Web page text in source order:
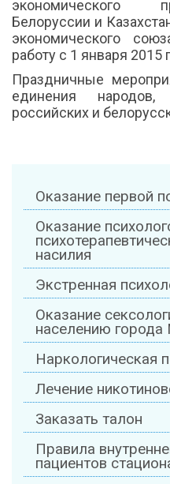
экономического
Белоруссии и
экономического
работу с 1 января 2015
Праздничные
единения
российских и
Оказание первой
Оказание
насилия
Экстренная
Оказание
населению города
Наркологическая
Лечение
Заказать талон
Правила
пациентов